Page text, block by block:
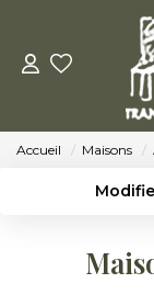
Accueil Maisons
Type de bien